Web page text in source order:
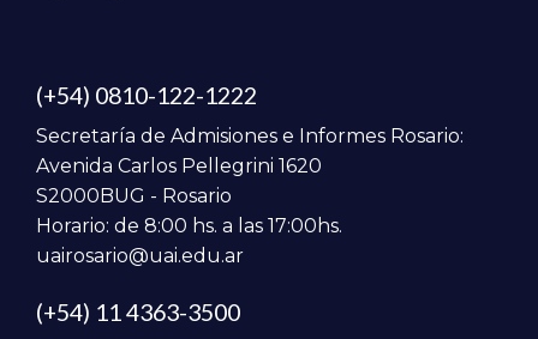
(+54) 0810-122-1222
Secretaría de Admisiones e Informes Rosario:
Avenida Carlos Pellegrini 1620
S2000BUG - Rosario
Horario: de 8:00 hs. a las 17:00hs.
uairosario@uai.edu.ar
(+54) 11 4363-3500